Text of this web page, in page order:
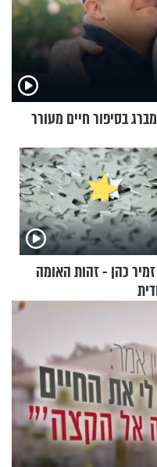
בסיפור חיים מעורר
כהן - זהות האומה